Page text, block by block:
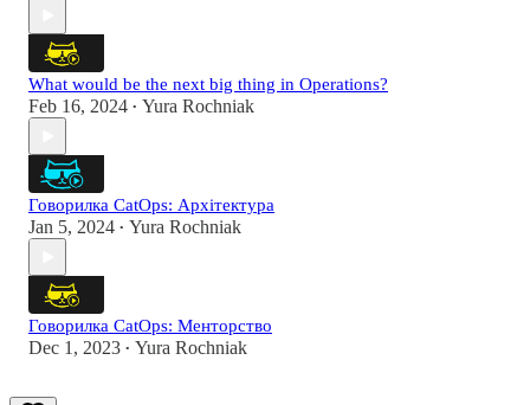
What would be the next big thing in Operations?
Feb 16, 2024 • Yura Rochniak
Говорилка CatOps: Архітектура
Jan 5, 2024 • Yura Rochniak
Говорилка CatOps: Менторство
Dec 1, 2023 • Yura Rochniak